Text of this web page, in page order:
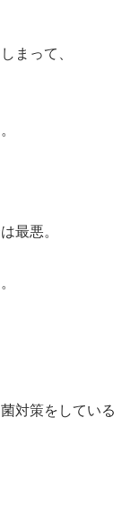
まって、
最悪。
対策をしている